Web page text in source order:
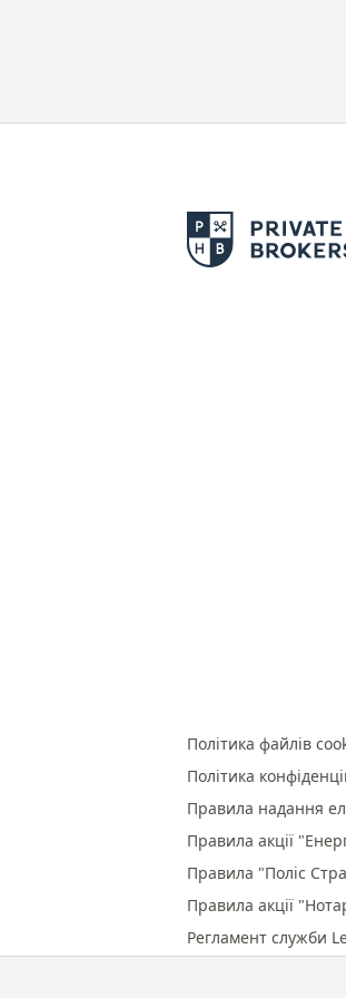
Політика файлів
Політика
Правила надання
Правила акції
Правила "Поліс
Правила акції
Регламент служби